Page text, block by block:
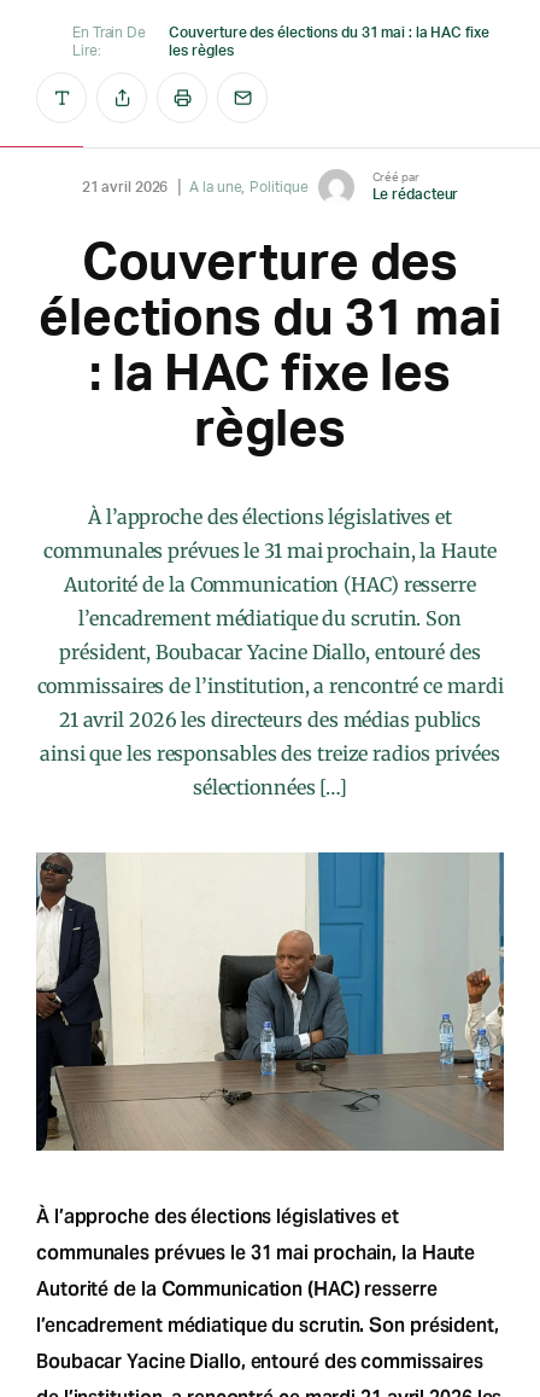
En Train De
Lire:
Couverture des élections du 31 mai : la HAC fixe
les règles
21 avril 2026 A la une Politique
Créé par
Le rédacteur
Couverture des
élections du 31 mai
: la HAC fixe les
règles
À l’approche des élections législatives et
communales prévues le 31 mai prochain, la Haute
Autorité de la Communication (HAC) resserre
l’encadrement médiatique du scrutin. Son
président, Boubacar Yacine Diallo, entouré des
commissaires de l’institution, a rencontré ce mardi
21 avril 2026 les directeurs des médias publics
ainsi que les responsables des treize radios privées
sélectionnées […]
À l’approche des élections législatives et
communales prévues le 31 mai prochain, la Haute
Autorité de la Communication (HAC) resserre
l’encadrement médiatique du scrutin. Son président,
Boubacar Yacine Diallo, entouré des commissaires